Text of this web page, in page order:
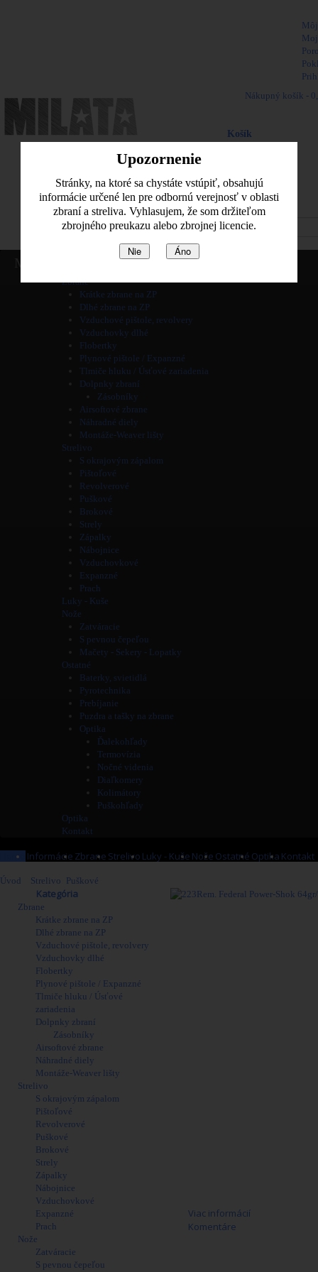
Upozornenie
Stránky, na ktoré sa chystáte vstúpiť, obsahujú
informácie určené len pre odbornú verejnosť v oblasti
zbraní a streliva. Vyhlasujem, že som držiteľom
zbrojného preukazu alebo zbrojnej licencie.
Nie Áno
Nákupný košík -
Košík
0,00 € Poštovné
0,00 €
Spolu
Pozrieť košik
Zbrane
Krátke zbrane na ZP
Dlhé zbrane na ZP
Vzduchové pištole, revolvery
Vzduchovky dlhé
Flobertky
Plynové pištole / Expanzné
Tlmiče hluku / Úsťové zariadenia
Dolpnky zbraní
Zásobníky
Airsoftové zbrane
Náhradné diely
Montáže-Weaver lišty
Strelivo
S okrajovým zápalom
Pištoľové
Revolverové
Puškové
Brokové
Strely
Zápalky
Nábojnice
Vzduchovkové
Expanzné
Prach
Luky - Kuše
Nože
Zatváracie
S pevnou čepeľou
Mačety - Sekery - Lopatky
Ostatné
Baterky, svietidlá
Pyrotechnika
Prebíjanie
Puzdra a tašky na zbrane
Optika
Ďalekohľady
Termovízia
Nočné videnia
Diaľkomery
Kolimátory
Puškohľady
Optika
Kontakt
Home Informácie Zbrane Strelivo Luky - Kuše Nože Ostatné Optika Kontakt
Úvod Strelivo Puškové
Kategória
Zbrane
Krátke zbrane na ZP
Dlhé zbrane na ZP
Vzduchové pištole, revolvery
Vzduchovky dlhé
Flobertky
Plynové pištole / Expanzné
Tlmiče hluku / Úsťové
zariadenia
Dolpnky zbraní
Zásobníky
Airsoftové zbrane
Náhradné diely
Montáže-Weaver lišty
Strelivo
S okrajovým zápalom
Pištoľové
Revolverové
Puškové
Brokové
Strely
Zápalky
Nábojnice
Vzduchovkové
Expanzné
Prach
Nože
Zatváracie
S pevnou čepeľou
Viac informácií
Komentáre